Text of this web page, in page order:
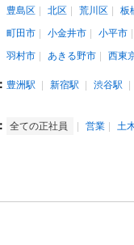
豊島区
北区 荒川区 板
町田市
小金井市 小平市
羽村市
あきる野市 西東
： 豊洲駅 新宿駅 渋谷駅
： 全ての正社員 営業 土